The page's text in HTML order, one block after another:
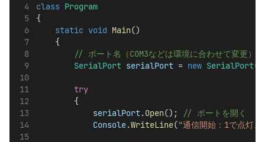
class Program
{
static void Main()
    {
// ポート名（COM3などは環境に合わせて変更）
SerialPort serialPort = new SerialPort(
try
        {
serialPort.Open();
// ポートを開く
Console.WriteLine("通信開始：1で点灯